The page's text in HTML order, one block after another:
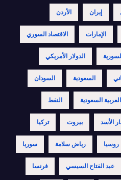
إيران الأردن
الإمارات الاقتصاد السوري
الدولار الأمريكي
السعودية السودان
السعودية النفط
الأسد بيروت تركيا
روسيا رياض سلامة سوريا
عبد الفتاح السيسي فرنسا